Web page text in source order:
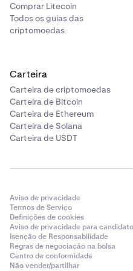
Comprar Litecoin
Todos os guias das
criptomoedas
Carteira
Carteira de criptomoedas
Carteira de Bitcoin
Carteira de Ethereum
Carteira de Solana
Carteira de USDT
Aviso de privacidade
Termos de Serviço
Definições de cookies
Aviso de privacidade para
Isenção de Responsabilidade
Regras de negociação na bolsa
Centro de conformidade
Não vender/partilhar